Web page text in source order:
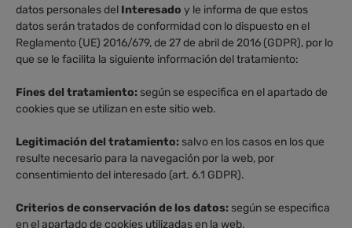
datos personales del Interesado y le informa de que estos
datos serán tratados de conformidad con lo dispuesto en el
Reglamento (UE) 2016/679, de 27 de abril de 2016 (GDPR), por lo
que se le facilita la siguiente información del tratamiento:
Fines del tratamiento:según se especifica en el apartado de
cookies que se utilizan en este sitio web.
Legitimación del tratamiento:salvo en los casos en los que
resulte necesario para la navegación por la web, por
consentimiento del interesado (art. 6.1 GDPR).
Criterios de conservación de los datos:según se especifica
en el apartado de cookies utilizadas en la web.